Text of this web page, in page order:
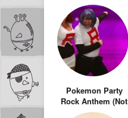
Pokemon Party
Rock Anthem (Not
Feat LMFAO)